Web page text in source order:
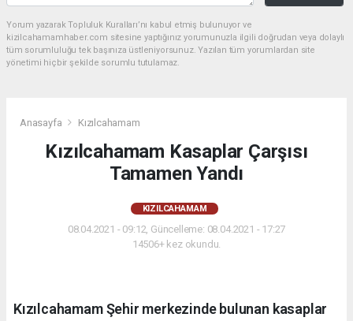
Yorum yazarak Topluluk Kuralları’nı kabul etmiş bulunuyor ve
kizilcahamamhaber.com sitesine yaptığınız yorumunuzla ilgili doğrudan veya dolaylı
tüm sorumluluğu tek başınıza üstleniyorsunuz. Yazılan tüm yorumlardan site
yönetimi hiçbir şekilde sorumlu tutulamaz.
Anasayfa Kızılcahamam
Kızılcahamam Kasaplar Çarşısı
Tamamen Yandı
KIZILCAHAMAM
08.04.2021 - 09:12, Güncelleme: 08.04.2021 - 17:27
14506+ kez okundu.
Kızılcahamam Şehir merkezinde bulunan kasaplar